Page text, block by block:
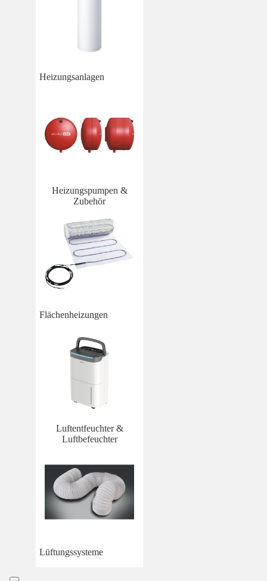
Heizungsanlagen
Heizungspumpen &
Zubehör
Flächenheizungen
Luftentfeuchter &
Luftbefeuchter
Lüftungssysteme